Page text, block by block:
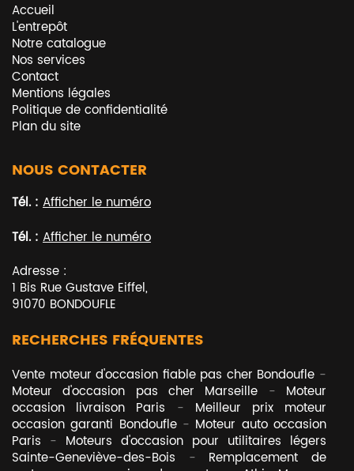
Accueil
L'entrepôt
Notre catalogue
Nos services
Contact
Mentions légales
Politique de confidentialité
Plan du site
NOUS CONTACTER
Tél. : Afficher le numéro
Tél. : Afficher le numéro
Adresse :
1 Bis Rue Gustave Eiffel,
91070 BONDOUFLE
RECHERCHES FRÉQUENTES
Vente moteur d'occasion fiable pas cher Bondoufle
Moteur d'occasion pas cher Marseille
Moteur
occasion livraison Paris
Meilleur prix moteur
occasion garanti Bondoufle
Moteur auto occasion
Paris
Moteurs d'occasion pour utilitaires légers
Sainte-Geneviève-des-Bois
Remplacement de